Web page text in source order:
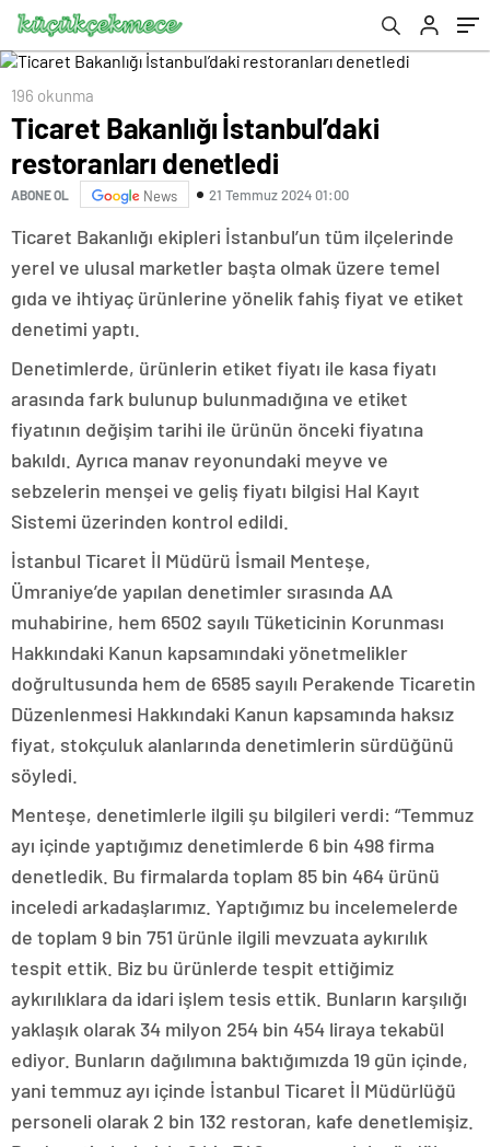
196 okunma
Ticaret Bakanlığı İstanbul’daki
restoranları denetledi
ABONE OL News 21 Temmuz 2024 01:00
Ticaret Bakanlığı ekipleri İstanbul’un tüm ilçelerinde
yerel ve ulusal marketler başta olmak üzere temel
gıda ve ihtiyaç ürünlerine yönelik fahiş fiyat ve etiket
denetimi yaptı.
Denetimlerde, ürünlerin etiket fiyatı ile kasa fiyatı
arasında fark bulunup bulunmadığına ve etiket
fiyatının değişim tarihi ile ürünün önceki fiyatına
bakıldı. Ayrıca manav reyonundaki meyve ve
sebzelerin menşei ve geliş fiyatı bilgisi Hal Kayıt
Sistemi üzerinden kontrol edildi.
İstanbul Ticaret İl Müdürü İsmail Menteşe,
Ümraniye’de yapılan denetimler sırasında AA
muhabirine, hem 6502 sayılı Tüketicinin Korunması
Hakkındaki Kanun kapsamındaki yönetmelikler
doğrultusunda hem de 6585 sayılı Perakende Ticaretin
Düzenlenmesi Hakkındaki Kanun kapsamında haksız
fiyat, stokçuluk alanlarında denetimlerin sürdüğünü
söyledi.
Menteşe, denetimlerle ilgili şu bilgileri verdi: “Temmuz
ayı içinde yaptığımız denetimlerde 6 bin 498 firma
denetledik. Bu firmalarda toplam 85 bin 464 ürünü
inceledi arkadaşlarımız. Yaptığımız bu incelemelerde
de toplam 9 bin 751 ürünle ilgili mevzuata aykırılık
tespit ettik. Biz bu ürünlerde tespit ettiğimiz
aykırılıklara da idari işlem tesis ettik. Bunların karşılığı
yaklaşık olarak 34 milyon 254 bin 454 liraya tekabül
ediyor. Bunların dağılımına baktığımızda 19 gün içinde,
yani temmuz ayı içinde İstanbul Ticaret İl Müdürlüğü
personeli olarak 2 bin 132 restoran, kafe denetlemişiz.